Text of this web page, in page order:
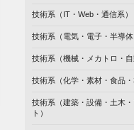
技術系（IT・Web・通信系）
技術系（電気・電子・半導体
技術系（機械・メカトロ・自
技術系（化学・素材・食品・
技術系（建築・設備・土木
ト）